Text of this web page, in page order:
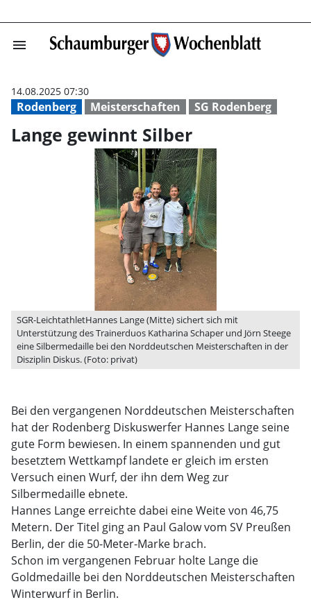
menu Lange gewinnt
Rodenberg Meisterschaften SG Rodenberg
14.08.2025 07:30
Lange gewinnt Silber
SGR-LeichtathletHannes Lange (Mitte) sichert sich mit
Unterstützung des Trainerduos Katharina Schaper und Jörn Steege
eine Silbermedaille bei den Norddeutschen Meisterschaften in der
Disziplin Diskus. (Foto: privat)
Bei den vergangenen Norddeutschen Meisterschaften
hat der Rodenberg Diskuswerfer Hannes Lange seine
gute Form bewiesen. In einem spannenden und gut
besetztem Wettkampf landete er gleich im ersten
Versuch einen Wurf, der ihn dem Weg zur
Silbermedaille ebnete.
Hannes Lange erreichte dabei eine Weite von 46,75
Metern. Der Titel ging an Paul Galow vom SV Preußen
Berlin, der die 50-Meter-Marke brach.
Schon im vergangenen Februar holte Lange die
Goldmedaille bei den Norddeutschen Meisterschaften
Winterwurf in Berlin.